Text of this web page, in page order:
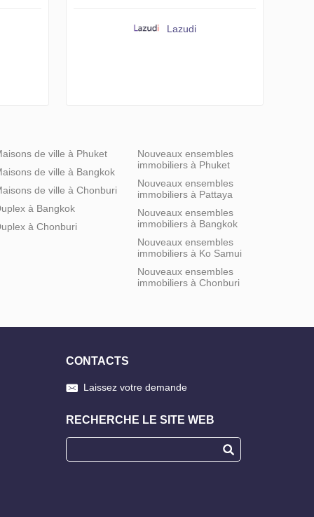
Lazudi
de ville à Phuket
de ville à Bangkok
de ville à Chonburi
à Bangkok
à Chonburi
Nouveaux ensembles
immobiliers à Phuket
Nouveaux ensembles
immobiliers à Pattaya
Nouveaux ensembles
immobiliers à Bangkok
Nouveaux ensembles
immobiliers à Ko Samui
Nouveaux ensembles
immobiliers à Chonburi
CONTACTS
Laissez votre demande
RECHERCHE LE SITE WEB